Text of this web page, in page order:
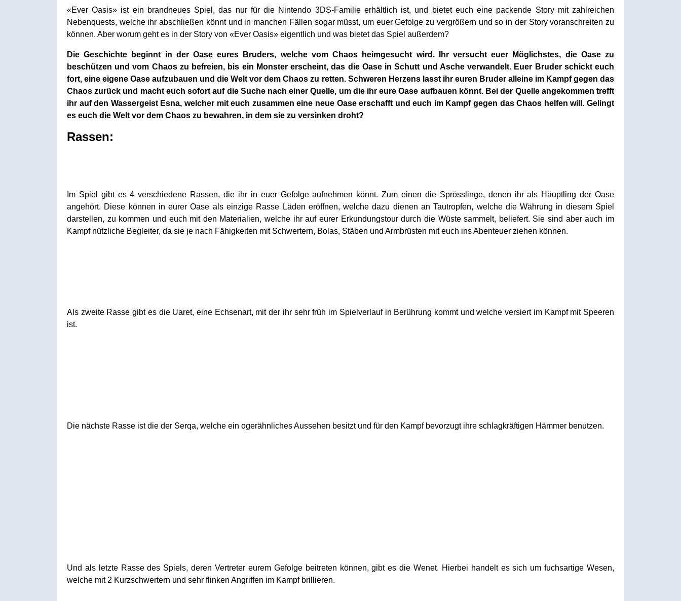
«Ever Oasis» ist ein brandneues Spiel, das nur für die Nintendo 3DS-Familie erhältlich ist, und bietet euch eine packende Story mit zahlreichen
Nebenquests, welche ihr abschließen könnt und in manchen Fällen sogar müsst, um euer Gefolge zu vergrößern und so in der Story voranschreiten zu
können. Aber worum geht es in der Story von «Ever Oasis» eigentlich und was bietet das Spiel außerdem?
Die Geschichte beginnt in der Oase eures Bruders, welche vom Chaos heimgesucht wird. Ihr versucht euer Möglichstes, die Oase zu
beschützen und vom Chaos zu befreien, bis ein Monster erscheint, das die Oase in Schutt und Asche verwandelt. Euer Bruder schickt euch
fort, eine eigene Oase aufzubauen und die Welt vor dem Chaos zu retten. Schweren Herzens lasst ihr euren Bruder alleine im Kampf gegen das
Chaos zurück und macht euch sofort auf die Suche nach einer Quelle, um die ihr eure Oase aufbauen könnt. Bei der Quelle angekommen trefft
ihr auf den Wassergeist Esna, welcher mit euch zusammen eine neue Oase erschafft und euch im Kampf gegen das Chaos helfen will. Gelingt
es euch die Welt vor dem Chaos zu bewahren, in dem sie zu versinken droht?
Rassen:
Im Spiel gibt es 4 verschiedene Rassen, die ihr in euer Gefolge aufnehmen könnt. Zum einen die Sprösslinge, denen ihr als Häuptling der Oase
angehört. Diese können in eurer Oase als einzige Rasse Läden eröffnen, welche dazu dienen an Tautropfen, welche die Währung in diesem Spiel
darstellen, zu kommen und euch mit den Materialien, welche ihr auf eurer Erkundungstour durch die Wüste sammelt, beliefert. Sie sind aber auch im
Kampf nützliche Begleiter, da sie je nach Fähigkeiten mit Schwertern, Bolas, Stäben und Armbrüsten mit euch ins Abenteuer ziehen können.
Als zweite Rasse gibt es die Uaret, eine Echsenart, mit der ihr sehr früh im Spielverlauf in Berührung kommt und welche versiert im Kampf mit Speeren
ist.
Die nächste Rasse ist die der Serqa, welche ein ogerähnliches Aussehen besitzt und für den Kampf bevorzugt ihre schlagkräftigen Hämmer benutzen.
Und als letzte Rasse des Spiels, deren Vertreter eurem Gefolge beitreten können, gibt es die Wenet. Hierbei handelt es sich um fuchsartige Wesen,
welche mit 2 Kurzschwertern und sehr flinken Angriffen im Kampf brillieren.